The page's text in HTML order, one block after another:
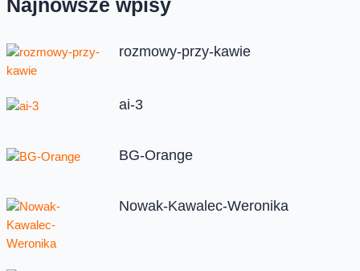
Najnowsze wpisy
rozmowy-przy-kawie
ai-3
BG-Orange
Nowak-Kawalec-Weronika